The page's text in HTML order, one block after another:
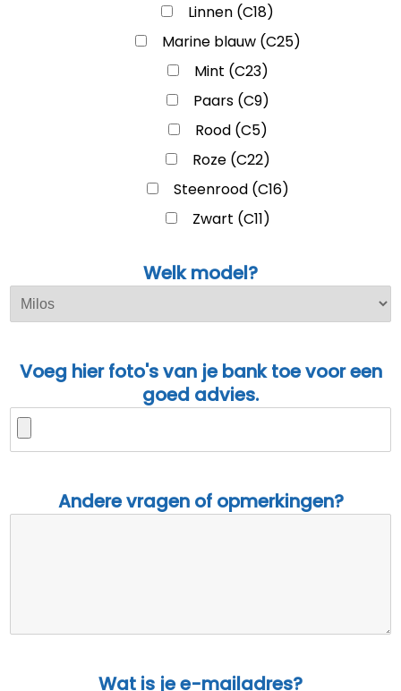
Linnen (C18)
Marine blauw (C25)
Mint (C23)
Paars (C9)
Rood (C5)
Roze (C22)
Steenrood (C16)
Zwart (C11)
Welk model?
Voeg hier foto's van je banktoe voor een
goed advies.
Andere vragen of opmerkingen?
Wat is je e-mailadres?